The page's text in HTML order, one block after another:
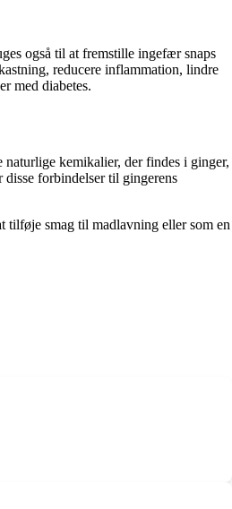
også til at fremstille ingefær snaps
reducere inflammation, lindre
med diabetes.
kemikalier, der findes i ginger,
disse forbindelser til gingerens
smag til madlavning eller som en